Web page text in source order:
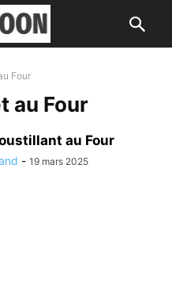
Four
au Four
au Four
- 19 mars 2025